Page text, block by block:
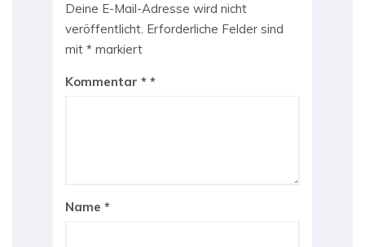
Deine E-Mail-Adresse wird nicht
veröffentlicht. Erforderliche Felder sind
mit * markiert
Kommentar *
Name *